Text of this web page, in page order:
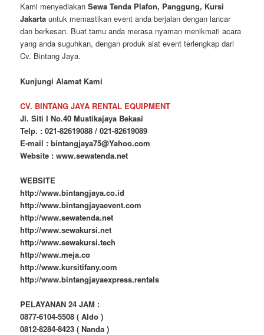
Kami menyediakanSewa Tenda Plafon, Panggung, Kursi
Jakarta untuk memastikan event anda berjalan dengan lancar
dan berkesan. Buat tamu anda merasa nyaman menikmati acara
yang anda suguhkan, dengan produk alat event terlengkap dari
Cv. Bintang Jaya.
Kunjungi Alamat Kami
CV. BINTANG JAYA RENTAL EQUIPMENT
Jl. Siti I No.40 Mustikajaya Bekasi
Telp. : 021-82619088 / 021-82619089
E-mail : bintangjaya75@Yahoo.com
Website : www.sewatenda.net
WEBSITE
http://www.bintangjaya.co.id
http://www.bintangjayaevent.com
http://www.sewatenda.net
http://www.sewakursi.net
http://www.sewakursi.tech
http://www.meja.co
http://www.kursitifany.com
http://www.bintangjayaexpress.rentals
PELAYANAN 24 JAM :
0877-6104-5508 ( Aldo )
0812-8284-8423 ( Nanda )